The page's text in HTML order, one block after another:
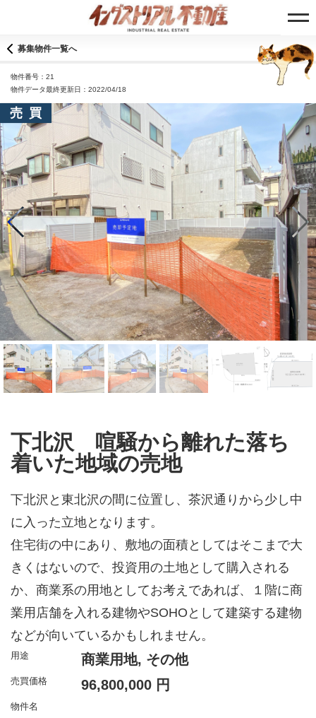
募集物件一覧へ
物件番号：21
物件データ最終更新日：2022/04/18
売買
下北沢 喧騒から離れた落ち
着いた地域の売地
下北沢と東北沢の間に位置し、茶沢通りから少し中
に入った立地となります。
住宅街の中にあり、敷地の面積としてはそこまで大
きくはないので、投資用の土地として購入される
か、商業系の用地としてお考えであれば、１階に商
業用店舗を入れる建物やSOHOとして建築する建物
などが向いているかもしれません。
用途 商業用地, その他
売買価格 96,800,000 円
物件名